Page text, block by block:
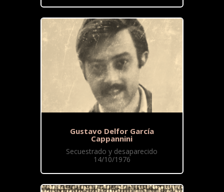
Gustavo Delfor García
Cappannini
Secuestrado y desaparecido
14/10/1976